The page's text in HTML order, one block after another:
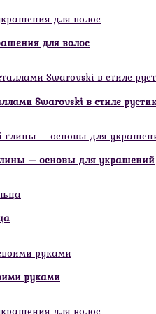
для волос
Swarovski в стиле рустик
— основы для украшений
руками